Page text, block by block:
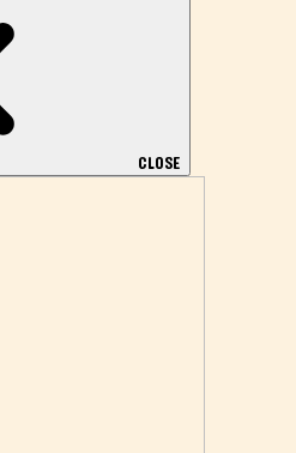
CLOSE